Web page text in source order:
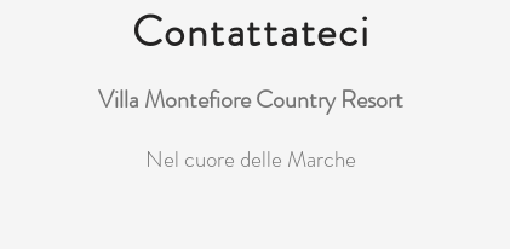
Contattateci
Villa Montefiore Country Resort
Nel cuore delle Marche